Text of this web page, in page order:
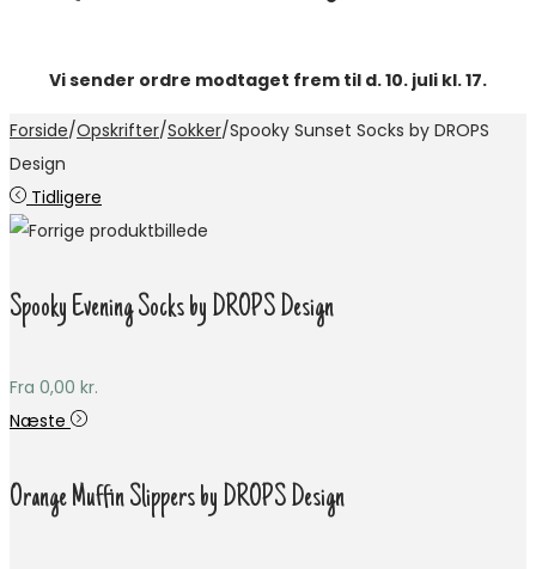
Vi sender ordre modtaget frem til d. 10. juli kl. 17.
Forside/Opskrifter/Sokker/Spooky Sunset Socks by DROPS
Design
Tidligere
Spooky Evening Socks by DROPS Design
Fra 0,00 kr.
Næste
Orange Muffin Slippers by DROPS Design